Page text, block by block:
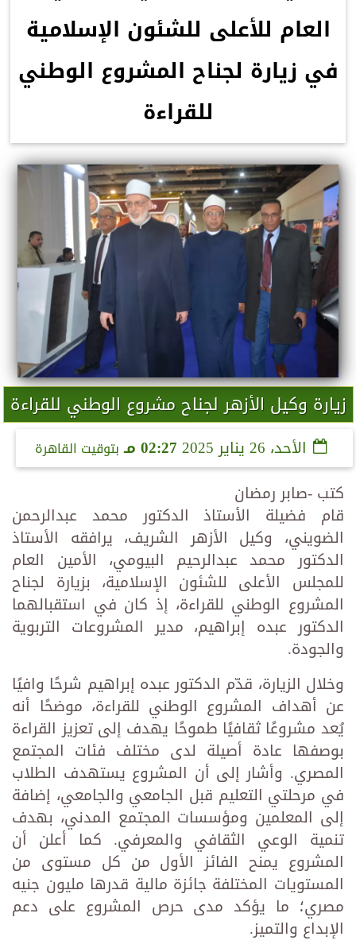
العام للأعلى للشئون الإسلامية
في زيارة لجناح المشروع الوطني
للقراءة
زيارة وكيل الأزهر لجناح مشروع الوطني للقراءة
الأحد، 26 يناير 2025 02:27 مـ بتوقيت القاهرة
كتب -صابر رمضان
قام فضيلة الأستاذ الدكتور محمد عبدالرحمن
الضويني، وكيل الأزهر الشريف، يرافقه الأستاذ
الدكتور محمد عبدالرحيم البيومي، الأمين العام
للمجلس الأعلى للشئون الإسلامية، بزيارة لجناح
المشروع الوطني للقراءة، إذ كان في استقبالهما
الدكتور عبده إبراهيم، مدير المشروعات التربوية
والجودة.
وخلال الزيارة، قدّم الدكتور عبده إبراهيم شرحًا وافيًا
عن أهداف المشروع الوطني للقراءة، موضحًا أنه
يُعد مشروعًا ثقافيًا طموحًا يهدف إلى تعزيز القراءة
بوصفها عادة أصيلة لدى مختلف فئات المجتمع
المصري. وأشار إلى أن المشروع يستهدف الطلاب
في مرحلتي التعليم قبل الجامعي والجامعي، إضافة
إلى المعلمين ومؤسسات المجتمع المدني، بهدف
تنمية الوعي الثقافي والمعرفي. كما أعلن أن
المشروع يمنح الفائز الأول من كل مستوى من
المستويات المختلفة جائزة مالية قدرها مليون جنيه
مصري؛ ما يؤكد مدى حرص المشروع على دعم
الإبداع والتميز.